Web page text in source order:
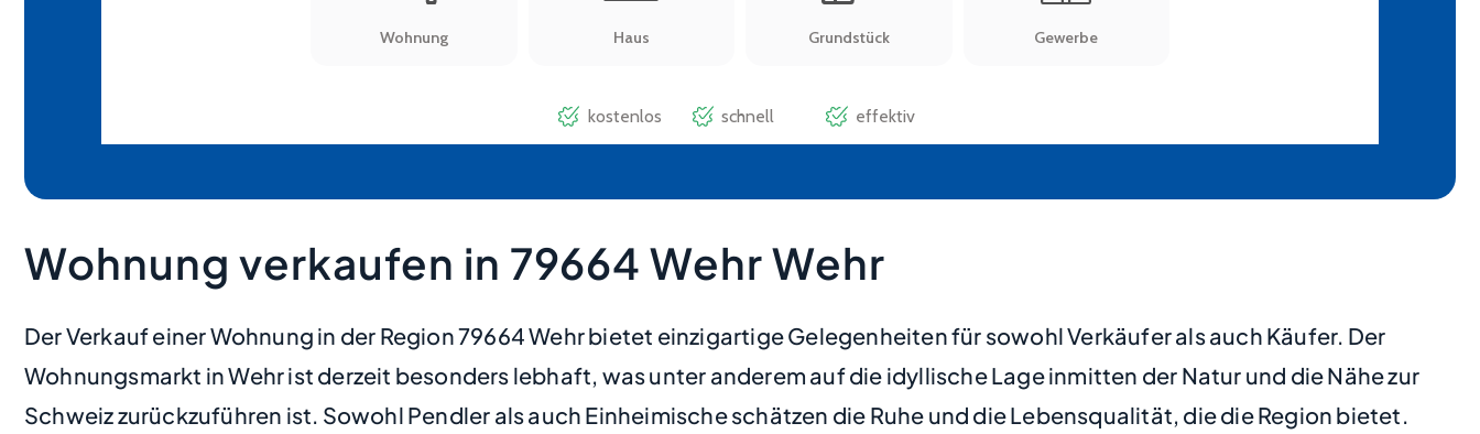
Wohnung verkaufen in 79664 Wehr Wehr
Der Verkauf einer Wohnung in der Region 79664 Wehr bietet einzigartige Gelegenheiten für sowohl Verkäufer als auch Käufer. Der
Wohnungsmarkt in Wehr ist derzeit besonders lebhaft, was unter anderem auf die idyllische Lage inmitten der Natur und die Nähe zur
Schweiz zurückzuführen ist. Sowohl Pendler als auch Einheimische schätzen die Ruhe und die Lebensqualität, die die Region bietet.